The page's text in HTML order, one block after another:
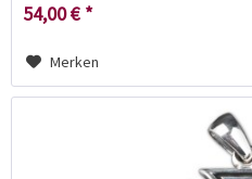
54,00 € *
Merken